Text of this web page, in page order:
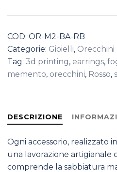
COD: OR-M2-BA-RB
Categorie: Gioielli, Orecchini
Tag: 3d printing, earrings,
memento, orecchini, Rosso,
DESCRIZIONE
Ogni accessorio, realizzato
una lavorazione artigianale
comprende la sabbiatura